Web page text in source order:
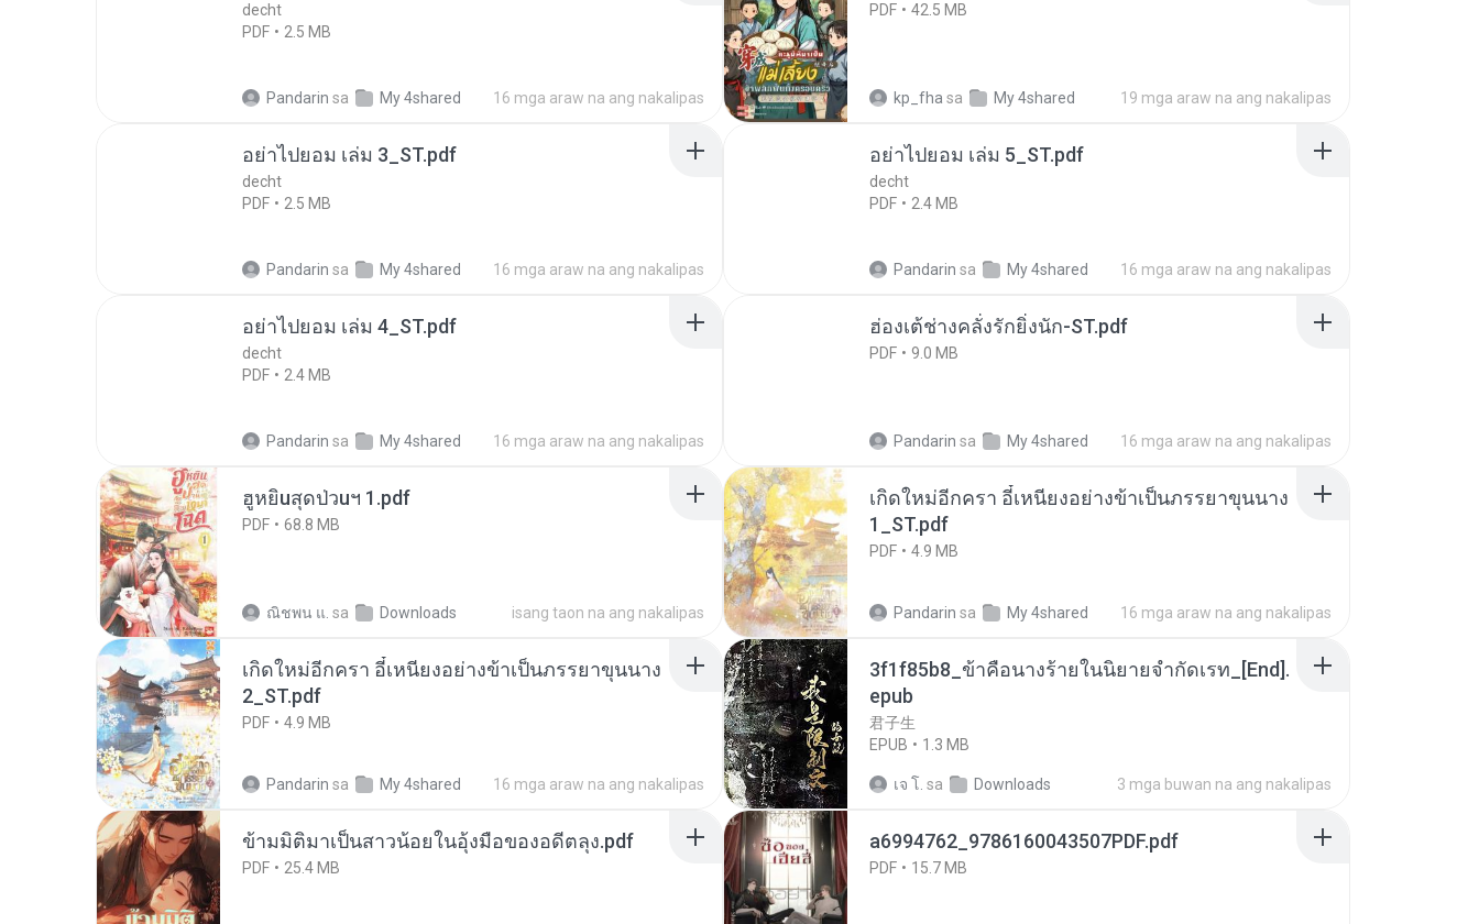
decht
PDF
2.5 MB
Pandarin sa My 4shared 16 mga araw na ang nakalipas
PDF 42.5 MB
kp_fha sa My 4shared 19 mga araw na ang nakalipas
อย่าไปยอม เล่ม 3_ST.pdf
decht
PDF
2.5 MB
Pandarin sa My 4shared 16 mga araw na ang nakalipas
อย่าไปยอม เล่ม 5_ST.pdf
decht
PDF
2.4 MB
Pandarin sa My 4shared 16 mga araw na ang nakalipas
อย่าไปยอม เล่ม 4_ST.pdf
decht
PDF
2.4 MB
Pandarin sa My 4shared 16 mga araw na ang nakalipas
ฮ่องเต้ช่างคลั่งรักยิ่งนัก-ST.pdf
PDF 9.0 MB
Pandarin sa My 4shared 16 mga araw na ang nakalipas
ฮูหยิuสุดป่วuฯ 1.pdf
PDF 68.8 MB
ณิชพน แ. sa Downloads isang taon na ang nakalipas
เกิดใหม่อีกครา อี๋เหนียงอย่างข้าเป็นภรรยาขุนนาง
1_ST.pdf
PDF 4.9 MB
Pandarin sa My 4shared 16 mga araw na ang nakalipas
เกิดใหม่อีกครา อี๋เหนียงอย่างข้าเป็นภรรยาขุนนาง
2_ST.pdf
PDF 4.9 MB
Pandarin sa My 4shared 16 mga araw na ang nakalipas
3f1f85b8_ข้าคือนางร้ายในนิยายจำกัดเรท_[End].
epub
君子生
EPUB
1.3 MB
เจ โ. sa Downloads 3 mga buwan na ang nakalipas
ข้ามมิติมาเป็นสาวน้อยในอุ้งมือของอดีตลุง.pdf
PDF 25.4 MB
a6994762_9786160043507PDF.pdf
PDF 15.7 MB